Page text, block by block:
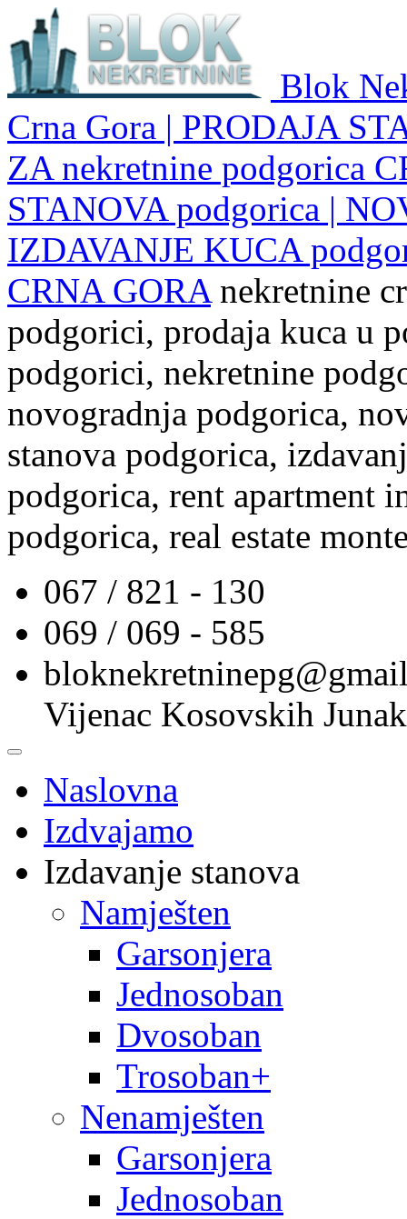
Blok
Crna Gora | PRODAJA
ZA nekretnine podgorica
STANOVA podgorica |
IZDAVANJE KUCA
CRNA GORA nekretnine
podgorici, prodaja kuca u
podgorici, nekretnine
novogradnja podgorica,
stanova podgorica,
podgorica, rent apartment
podgorica, real estate
067 / 821 - 130
069 / 069 - 585
Vijenac Kosovskih
Naslovna
Izdvajamo
Izdavanje stanova
Namješten
Garsonjera
Jednosoban
Dvosoban
Trosoban+
Nenamješten
Garsonjera
Jednosoban